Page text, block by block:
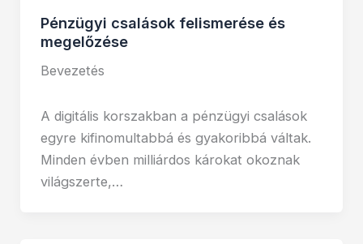
Pénzügyi csalások felismerése és
megelőzése
Bevezetés
A digitális korszakban a pénzügyi csalások
egyre kifinomultabbá és gyakoribbá váltak.
Minden évben milliárdos károkat okoznak
világszerte,…